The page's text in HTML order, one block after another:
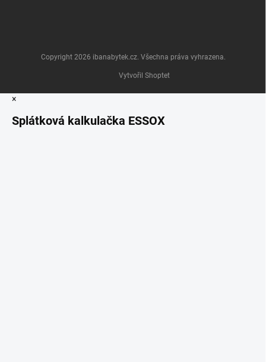
Vytvořil Shoptet
Copyright 2026 ibanabytek.cz. Všechna práva vyhrazena.
×
Splátková kalkulačka ESSOX